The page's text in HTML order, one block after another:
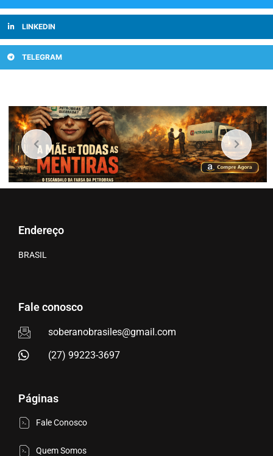
LINKEDIN
TELEGRAM
Endereço
BRASIL
Fale conosco
soberanobrasiles@gmail.com
(27) 99223-3697
Páginas
Fale Conosco
Quem Somos